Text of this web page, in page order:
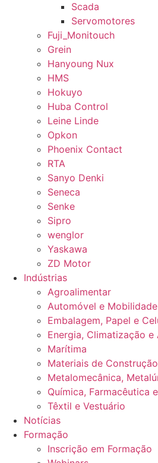
Scada
Servomotores
Fuji_Monitouch
Grein
Hanyoung Nux
HMS
Hokuyo
Huba Control
Leine Linde
Opkon
Phoenix Contact
RTA
Sanyo Denki
Seneca
Senke
Sipro
wenglor
Yaskawa
ZD Motor
Indústrias
Agroalimentar
Automóvel e Mobilidade
Embalagem, Papel e
Energia, Climatização e
Marítima
Materiais de Construção
Metalomecânica,
Química, Farmacêutica
Têxtil e Vestuário
Notícias
Formação
Inscrição em Formação